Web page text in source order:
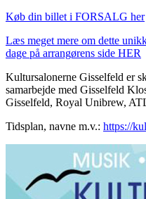
Køb din billet i FORSALG her
Læs meget mere om dette
dage på arrangørens side HER
Kultursalonerne Gisselfeld er
samarbejde med Gisselfeld
Gisselfeld, Royal Unibrew,
Tidsplan, navne m.v.: https://